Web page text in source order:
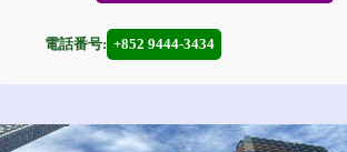
電話番号: +852 9444-3434